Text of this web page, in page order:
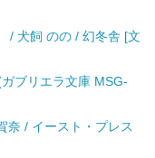
/ 犬飼 のの / 幻冬舎 [文
ブリエラ文庫 MSG-
奈 / イースト・プレス